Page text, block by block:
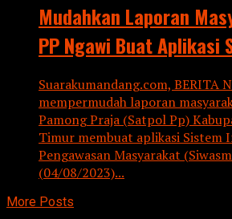
Mudahkan Laporan
PP Ngawi Buat Aplikasi
Suarakumandang.com, BERITA
mempermudah laporan
Pamong Praja (Satpol Pp)
Timur membuat aplikasi Sistem
Pengawasan Masyarakat
(04/08/2023)...
More Posts